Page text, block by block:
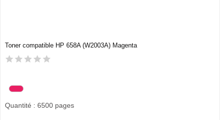
Toner compatible HP 658A (W2003A) Magenta
Quantité : 6500 pages